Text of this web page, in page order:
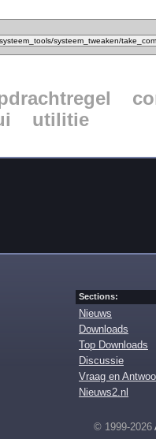
utilitie
Sections:
Nieuws
Downloads
Top Downloads
Discussie
Vraag en
Nieuws2.nl
© 1999-2026